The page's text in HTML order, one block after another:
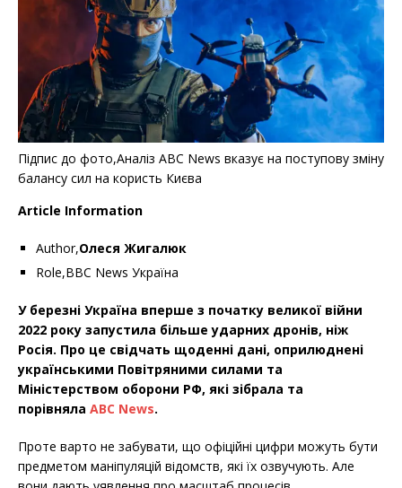
Підпис до фото,Аналіз ABC News вказує на поступову зміну
балансу сил на користь Києва
Article Information
Author,Олеся Жигалюк
Role,ВВС News Україна
У березні Україна вперше з початку великої війни
2022 року запустила більше ударних дронів, ніж
Росія. Про це свідчать щоденні дані, оприлюднені
українськими Повітряними силами та
Міністерством оборони РФ, які зібрала та
порівняла ABC News.
Проте варто не забувати, що офіційні цифри можуть бути
предметом маніпуляцій відомств, які їх озвучують. Але